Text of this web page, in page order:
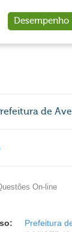
Desempenho
de
On-line
Prefeitura